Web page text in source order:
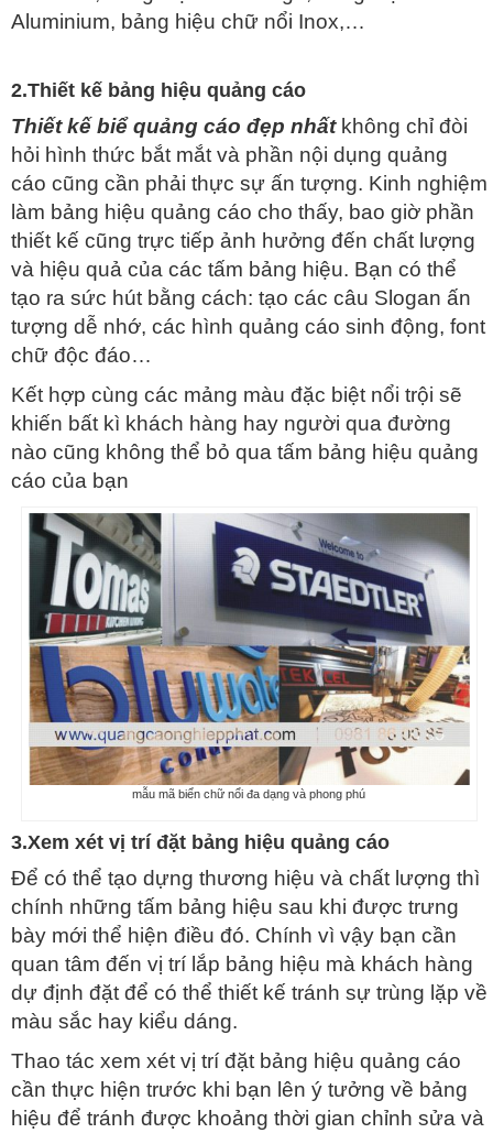
Aluminium, bảng hiệu chữ nổi Inox,…
2.Thiết kế bảng hiệu quảng cáo
Thiết kế biể quảng cáo đẹp nhấtkhông chỉ đòi
hỏi hình thức bắt mắt và phần nội dụng quảng
cáo cũng cần phải thực sự ấn tượng. Kinh nghiệm
làm bảng hiệu quảng cáo cho thấy, bao giờ phần
thiết kế cũng trực tiếp ảnh hưởng đến chất lượng
và hiệu quả của các tấm bảng hiệu. Bạn có thể
tạo ra sức hút bằng cách: tạo các câu Slogan ấn
tượng dễ nhớ, các hình quảng cáo sinh động, font
chữ độc đáo…
Kết hợp cùng các mảng màu đặc biệt nổi trội sẽ
khiến bất kì khách hàng hay người qua đường
nào cũng không thể bỏ qua tấm bảng hiệu quảng
cáo của bạn
mẫu mã biển chữ nổi đa dạng và phong phú
3.Xem xét vị trí đặt bảng hiệu quảng cáo
Để có thể tạo dựng thương hiệu và chất lượng thì
chính những tấm bảng hiệu sau khi được trưng
bày mới thể hiện điều đó. Chính vì vậy bạn cần
quan tâm đến vị trí lắp bảng hiệu mà khách hàng
dự định đặt để có thể thiết kế tránh sự trùng lặp về
màu sắc hay kiểu dáng.
Thao tác xem xét vị trí đặt bảng hiệu quảng cáo
cần thực hiện trước khi bạn lên ý tưởng về bảng
hiệu để tránh được khoảng thời gian chỉnh sửa và